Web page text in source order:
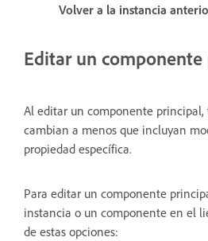
Volver a la instancia
Editar un
Al editar un componente principal,
cambian a menos que incluyan
propiedad específica.
Para editar un componente
instancia o un componente en el
de estas opciones: